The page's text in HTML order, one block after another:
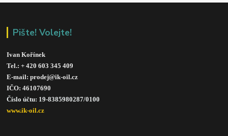
Pište! Volejte!
Ivan Kořínek
Tel.: + 420 603 345 409
E-mail: prodej@ik-oil.cz
IČO: 46107690
Číslo účtu: 19-8385980287/0100
www.ik-oil.cz